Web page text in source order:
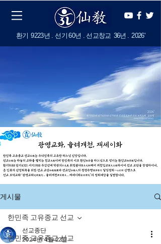
​환기 9223년 . 선기 60년 . 선교창교 36년 . 2026'
게시물
한민족 고유종교 선교
한민족 고유종교 선교
선교종단
2024년 4월 22일